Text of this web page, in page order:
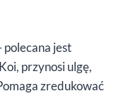
polecana jest
przynosi ulgę,
zredukować